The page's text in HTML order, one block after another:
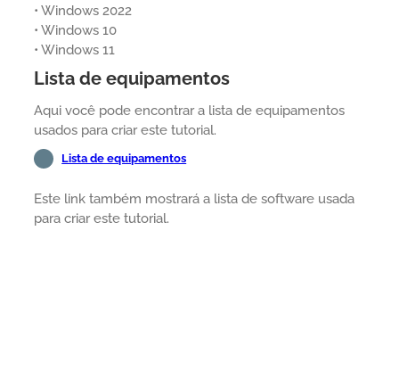
• Windows 2022
• Windows 10
• Windows 11
Lista de equipamentos
Aqui você pode encontrar a lista de equipamentos
usados para criar este tutorial.
Lista de equipamentos
Este link também mostrará a lista de software usada
para criar este tutorial.